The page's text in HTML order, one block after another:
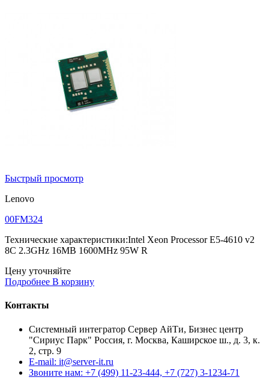
Быстрый просмотр
Lenovo
00FM324
Технические характеристики:Intel Xeon Processor E5-4610 v2
8C 2.3GHz 16MB 1600MHz 95W R
Цену уточняйте
Подробнее В корзину
Контакты
Системный интегратор Сервер АйТи, Бизнес центр
"Сириус Парк" Россия, г. Москва, Каширское ш., д. 3, к.
2, стр. 9
E-mail: it@server-it.ru
Звоните нам: +7 (499) 11-23-444, +7 (727) 3-1234-71